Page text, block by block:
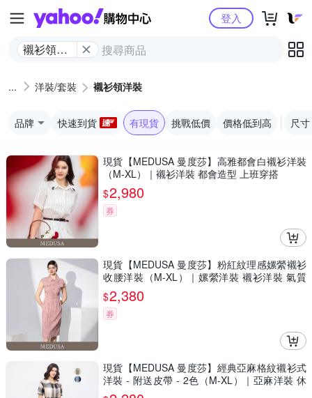
Yahoo購物中心
襯衫領洋
登入
洋裝/套裝 襯衫領洋裝
品牌 快速到貨 有現貨 挑戰低價 價格低到高 尺寸
現貨【MEDUSA 曼度莎】高雅都會白襯衫洋裝
（M-XL）｜襯衫洋裝 都會造型 上班穿搭
$2,980
券
現貨【MEDUSA 曼度莎】粉紅紋理感嫘縈襯衫
收腰洋裝（M-XL）｜嫘縈洋裝 襯衫洋裝 氣質
穿搭
$2,380
券
現貨【MEDUSA 曼度莎】經典亞麻格紋襯衫式
洋裝 - 附送皮帶 - 2色（M-XL）｜亞麻洋裝 休
閒穿搭